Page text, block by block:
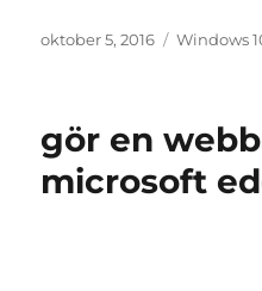
Publicerat
oktober 5, 2016 Etiketter
Windows
gör en
microsoft